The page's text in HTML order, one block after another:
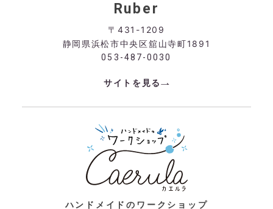
Ruber
〒431-1209
静岡県浜松市中央区舘山寺町1891
053-487-0030
サイトを見る
ハンドメイドのワークショップ